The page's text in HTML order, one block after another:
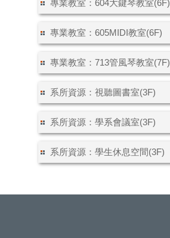
專業教室：604大鍵琴教室(6F)
專業教室：605MIDI教室(6F)
專業教室：713管風琴教室(7F)
系所資源：視聽圖書室(3F)
系所資源：學系會議室(3F)
系所資源：學生休息空間(3F)